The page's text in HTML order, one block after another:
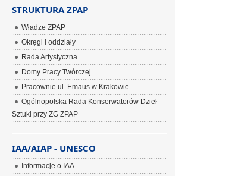
STRUKTURA ZPAP
Władze ZPAP
Okręgi i oddziały
Rada Artystyczna
Domy Pracy Twórczej
Pracownie ul. Emaus w Krakowie
Ogólnopolska Rada Konserwatorów Dzieł
Sztuki przy ZG ZPAP
IAA/AIAP - UNESCO
Informacje o IAA